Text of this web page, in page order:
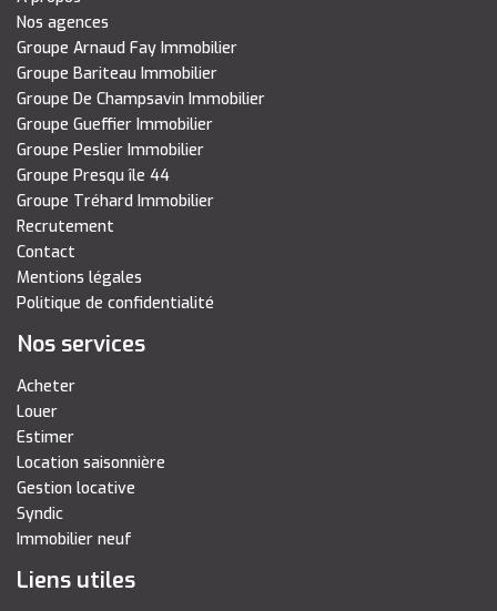
Nos agences
Groupe Arnaud Fay Immobilier
Groupe Bariteau Immobilier
Groupe De Champsavin Immobilier
Groupe Gueffier Immobilier
Groupe Peslier Immobilier
Groupe Presqu île 44
Groupe Tréhard Immobilier
Recrutement
Contact
Mentions légales
Politique de confidentialité
Nos services
Acheter
Louer
Estimer
Location saisonnière
Gestion locative
Syndic
Immobilier neuf
Liens utiles